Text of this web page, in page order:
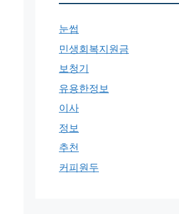
눈썹
민생회복지원금
보청기
유용한정보
이사
정보
추천
커피원두